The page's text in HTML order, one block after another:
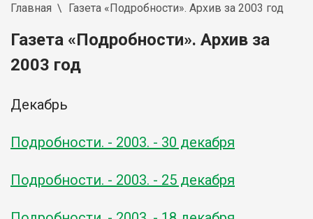
Главная Газета «Подробности». Архив за 2003 год
Газета «Подробности». Архив за
2003 год
Декабрь
Подробности. - 2003. - 30 декабря
Подробности. - 2003. - 25 декабря